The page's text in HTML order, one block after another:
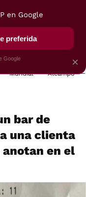
VEGUI
Mundial Alcampo
bar de
una clienta
en el
×
en Google
preferida
Google